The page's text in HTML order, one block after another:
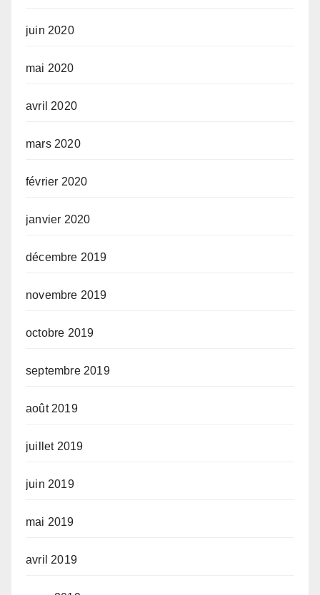
juin 2020
mai 2020
avril 2020
mars 2020
février 2020
janvier 2020
décembre 2019
novembre 2019
octobre 2019
septembre 2019
août 2019
juillet 2019
juin 2019
mai 2019
avril 2019